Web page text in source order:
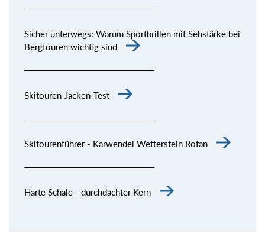
Sicher unterwegs: Warum Sportbrillen mit Sehstärke bei
Bergtouren wichtig sind
Skitouren-Jacken-Test
Skitourenführer - Karwendel Wetterstein Rofan
Harte Schale - durchdachter Kern